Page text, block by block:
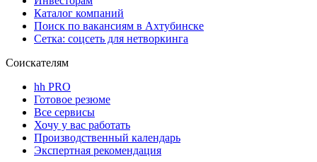
Каталог компаний
Поиск по вакансиям в Ахтубинске
Сетка: соцсеть для нетворкинга
Соискателям
hh PRO
Готовое резюме
Все сервисы
Хочу у вас работать
Производственный календарь
Экспертная рекомендация